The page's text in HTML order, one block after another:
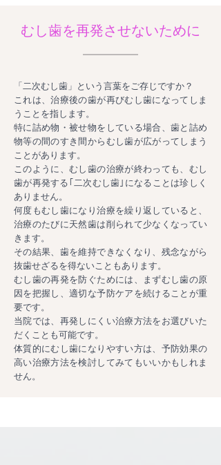
むし歯を再発させないために
「二次むし歯」という言葉をご存じですか？
これは、治療後の歯が再びむし歯になってしま
うことを指します。
特に詰め物・被せ物をしている場合、歯と詰め
物等の間のすき間からむし歯が広がってしまう
ことがあります。
このように、むし歯の治療が終わっても、むし
歯が再発する｢二次むし歯｣になることは珍しく
ありません。
何度もむし歯になり治療を繰り返していると、
治療のたびに天然歯は削られて少なくなってい
きます。
その結果、歯を維持できなくなり、残念ながら
抜歯せざるを得ないこともあります。
むし歯の再発を防ぐためには、まずむし歯の原
因を把握し、適切な予防ケアを続けることが重
要です。
当院では、再発しにくい治療方法をお選びいた
だくことも可能です。
体質的にむし歯になりやすい方は、予防効果の
高い治療方法を検討してみてもいいかもしれま
せん。